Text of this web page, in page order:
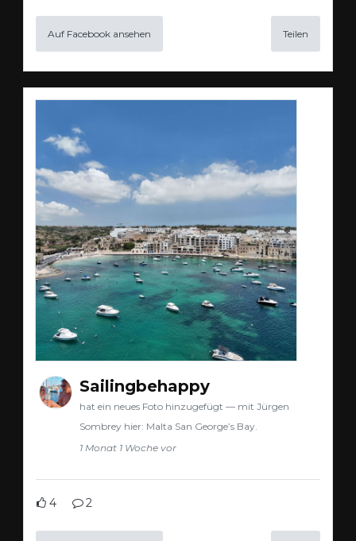
Auf Facebook ansehen Teilen
Sailingbehappy
hat ein neues Foto hinzugefügt — mit Jürgen
Sombrey hier: Malta San George’s Bay.
1 Monat 1 Woche vor
4 2